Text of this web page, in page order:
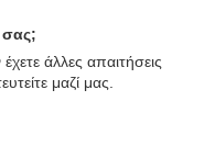
σας;
άλλες απαιτήσεις
μαζί μας.